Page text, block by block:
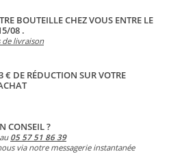
BOUTEILLE CHEZ VOUS ENTRE LE
08 .
de livraison
€ DE RÉDUCTION SUR VOTRE
CONSEIL ?
05 57 51 86 39
via notre messagerie instantanée